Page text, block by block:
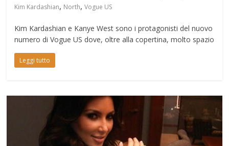
Kim Kardashian, North,Vogue US
Kim Kardashian e Kanye West sono i protagonisti del nuovo
numero di Vogue US dove, oltre alla copertina, molto spazio
Leggi tutto